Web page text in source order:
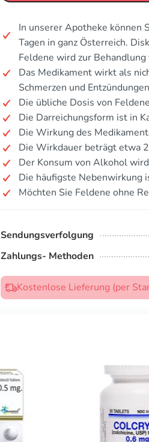
In unserer Apotheke können
Tagen in ganz Österreich.
Feldene wird zur
Das Medikament wirkt als
Schmerzen und
Die übliche Dosis von
Die Darreichungsform ist in
Die Wirkung des
Die Wirkdauer beträgt etwa
Der Konsum von Alkohol
Die häufigste Nebenwirkung
Möchten Sie Feldene ohne
Sendungsverfolgung
Zahlungs- Methoden
Kostenlose Lieferung (per